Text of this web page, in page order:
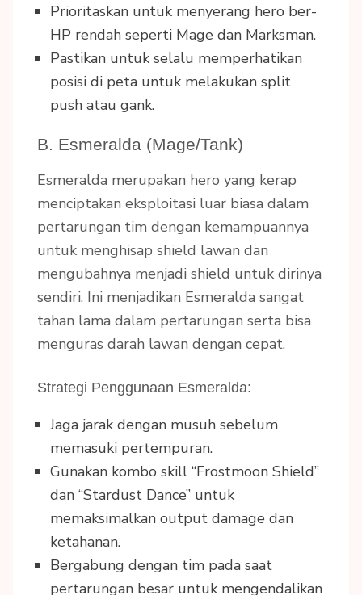
Prioritaskan untuk menyerang hero ber-
HP rendah seperti Mage dan Marksman.
Pastikan untuk selalu memperhatikan
posisi di peta untuk melakukan split
push atau gank.
B. Esmeralda (Mage/Tank)
Esmeralda merupakan hero yang kerap
menciptakan eksploitasi luar biasa dalam
pertarungan tim dengan kemampuannya
untuk menghisap shield lawan dan
mengubahnya menjadi shield untuk dirinya
sendiri. Ini menjadikan Esmeralda sangat
tahan lama dalam pertarungan serta bisa
menguras darah lawan dengan cepat.
Strategi Penggunaan Esmeralda:
Jaga jarak dengan musuh sebelum
memasuki pertempuran.
Gunakan kombo skill “Frostmoon Shield”
dan “Stardust Dance” untuk
memaksimalkan output damage dan
ketahanan.
Bergabung dengan tim pada saat
pertarungan besar untuk mengendalikan